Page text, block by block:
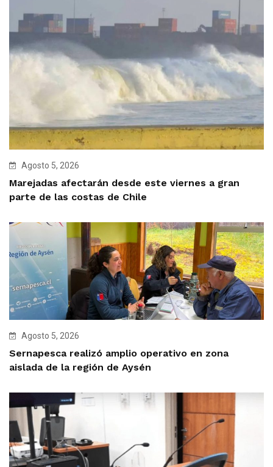
Agosto 5, 2026
Marejadas afectarán desde este viernes a gran
parte de las costas de Chile
Agosto 5, 2026
Sernapesca realizó amplio operativo en zona
aislada de la región de Aysén